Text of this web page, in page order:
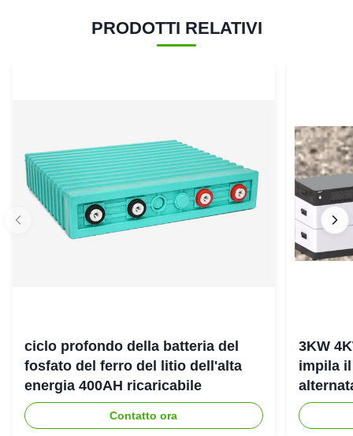
PRODOTTI RELATIVI
ciclo profondo della batteria del
fosfato del ferro del litio dell'alta
energia 400AH ricaricabile
Contatto ora
3KW
impila